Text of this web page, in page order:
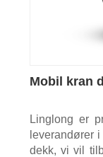
Mobil kran
Linglong er
leverandører
dekk, vi vil